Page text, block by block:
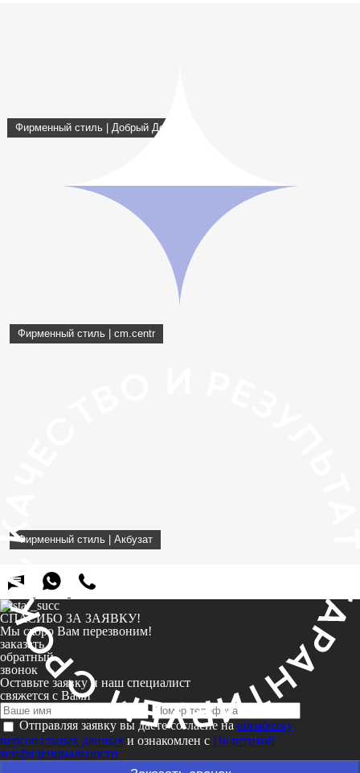
Фирменный стиль | Добрый Дом
Фирменный стиль | cm.centr
Фирменный стиль | Акбузат
СПАСИБО ЗА ЗАЯВКУ!
Мы скоро Вам перезвоним!
заказать
обратный
звонок
Оставьте заявку и наш специалист
свяжется с Вами
Отправляя заявку вы даете согласие на обработку
персональных данных и ознакомлен с Политикой
конфиденциальности